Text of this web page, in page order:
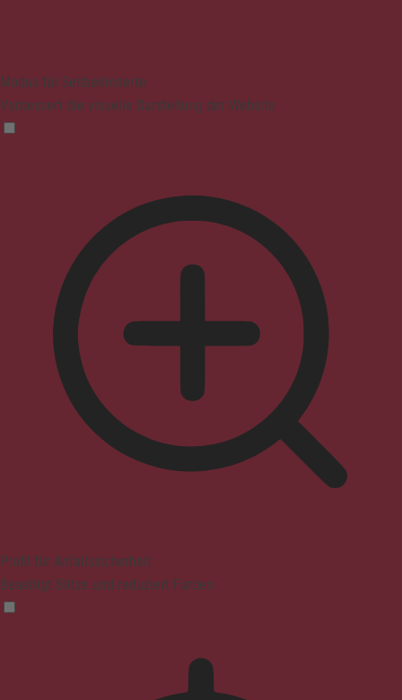
Modus für Sehbehinderte
Verbessert die visuelle Darstellung der Website
Profil für Anfallssicherheit
Beseitigt Blitze und reduziert Farben